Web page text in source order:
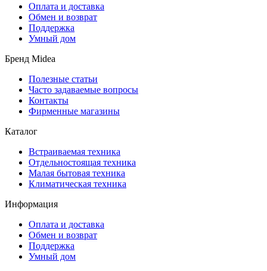
Оплата и доставка
Обмен и возврат
Поддержка
Умный дом
Бренд Midea
Полезные статьи
Часто задаваемые вопросы
Контакты
Фирменные магазины
Каталог
Встраиваемая техника
Отдельностоящая техника
Малая бытовая техника
Климатическая техника
Информация
Оплата и доставка
Обмен и возврат
Поддержка
Умный дом